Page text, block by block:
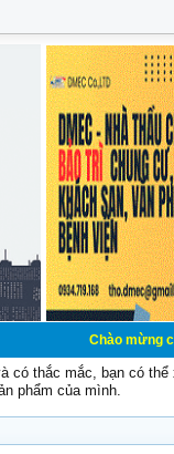
Chào mừng các bạn
có thắc mắc, bạn có
phẩm của mình.